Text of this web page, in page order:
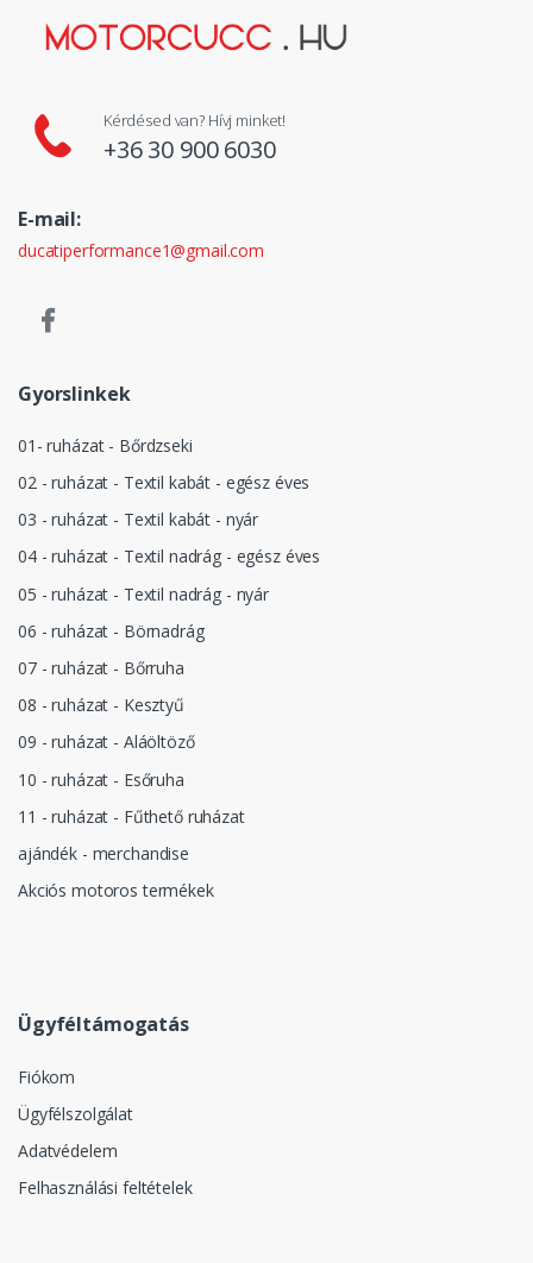
Kérdésed van? Hívj minket!
+36 30 900 6030
E-mail:
ducatiperformance1@gmail.com
Gyorslinkek
01- ruházat - Bőrdzseki
02 - ruházat - Textil kabát - egész éves
03 - ruházat - Textil kabát - nyár
04 - ruházat - Textil nadrág - egész éves
05 - ruházat - Textil nadrág - nyár
06 - ruházat - Börnadrág
07 - ruházat - Bőrruha
08 - ruházat - Kesztyű
09 - ruházat - Aláöltöző
10 - ruházat - Esőruha
11 - ruházat - Fűthető ruházat
ajándék - merchandise
Akciós motoros termékek
Ügyféltámogatás
Fiókom
Ügyfélszolgálat
Adatvédelem
Felhasználási feltételek